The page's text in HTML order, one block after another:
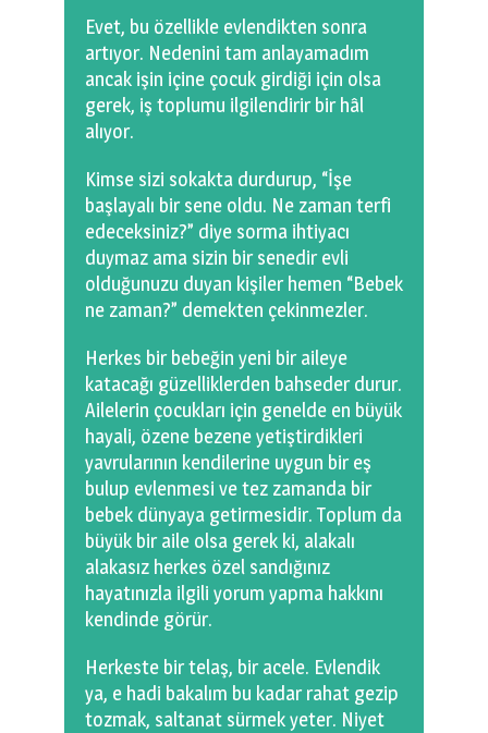
Evet, bu özellikle evlendikten sonra
artıyor. Nedenini tam anlayamadım
ancak işin içine çocuk girdiği için olsa
gerek, iş toplumu ilgilendirir bir hâl
alıyor.
Kimse sizi sokakta durdurup, “İşe
başlayalı bir sene oldu. Ne zaman terfi
edeceksiniz?” diye sorma ihtiyacı
duymaz ama sizin bir senedir evli
olduğunuzu duyan kişiler hemen “Bebek
ne zaman?” demekten çekinmezler.
Herkes bir bebeğin yeni bir aileye
katacağı güzelliklerden bahseder durur.
Ailelerin çocukları için genelde en büyük
hayali, özene bezene yetiştirdikleri
yavrularının kendilerine uygun bir eş
bulup evlenmesi ve tez zamanda bir
bebek dünyaya getirmesidir. Toplum da
büyük bir aile olsa gerek ki, alakalı
alakasız herkes özel sandığınız
hayatınızla ilgili yorum yapma hakkını
kendinde görür.
Herkeste bir telaş, bir acele. Evlendik
ya, e hadi bakalım bu kadar rahat gezip
tozmak, saltanat sürmek yeter. Niyet